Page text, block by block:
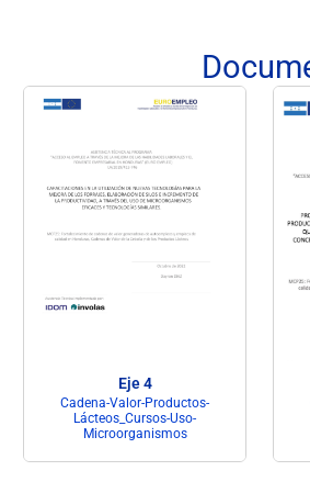
Eje 4
Cadena-Valor-Productos-
Lácteos_Cursos-Uso-
Microorganismos